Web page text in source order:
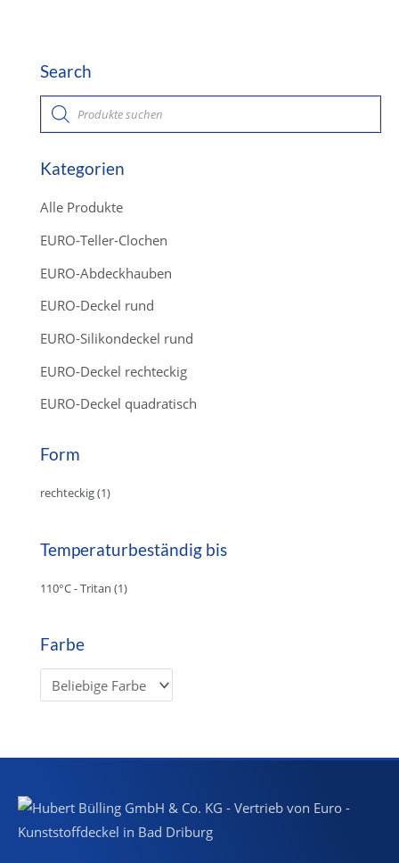
Search
P
o
d
c
t
s
e
r
c
Kategorien
Alle Produkte
EURO-Teller-Clochen
EURO-Abdeckhauben
EURO-Deckel rund
EURO-Silikondeckel rund
EURO-Deckel rechteckig
EURO-Deckel quadratisch
Form
rechteckig(1)
Temperaturbeständig bis
110°C - Tritan (1)
Farbe